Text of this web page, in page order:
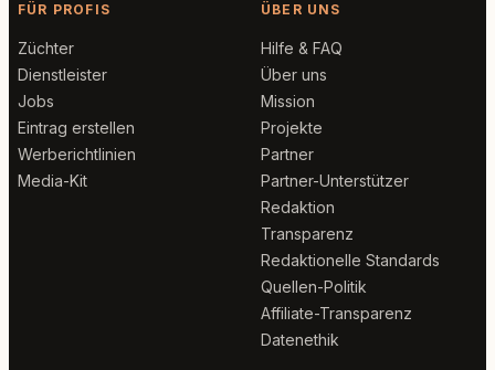
FÜR PROFIS
Züchter
Dienstleister
Jobs
Eintrag erstellen
Werberichtlinien
Media-Kit
ÜBER UNS
Hilfe & FAQ
Über uns
Mission
Projekte
Partner
Partner-Unterstützer
Redaktion
Transparenz
Redaktionelle Standards
Quellen-Politik
Affiliate-Transparenz
Datenethik